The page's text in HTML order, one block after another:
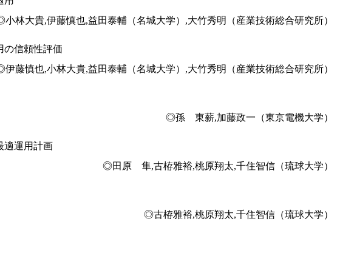
林大貴,伊藤慎也,益田泰輔（名城大学）,大竹秀明（産業技術総合研究所）
の信頼性評価
藤慎也,小林大貴,益田泰輔（名城大学）,大竹秀明（産業技術総合研究所）
◎孫 東薪,加藤政一（東京電機大学）
適運用計画
◎田原 隼,古栫雅裕,桃原翔太,千住智信（琉球大学）
◎古栫雅裕,桃原翔太,千住智信（琉球大学）